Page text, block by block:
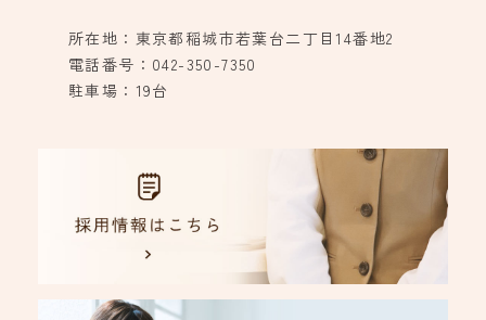
所在地：東京都稲城市若葉台二丁目14番地2
電話番号：042-350-7350
駐車場：19台